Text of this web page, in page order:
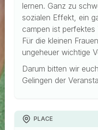
lernen. Ganz zu
sozialen Effekt, ein
campen ist perfektes
Für die kleinen
ungeheuer wichtige
Darum bitten wir
Gelingen der
PLACE